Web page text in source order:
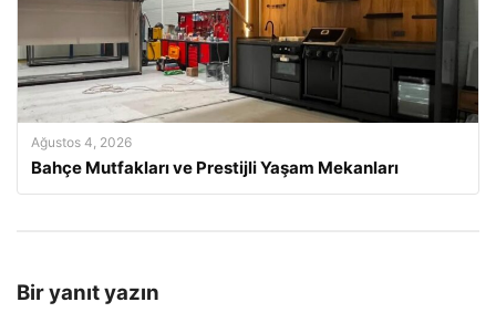
Ağustos 4, 2026
Bahçe Mutfakları ve Prestijli Yaşam Mekanları
Bir yanıt yazın